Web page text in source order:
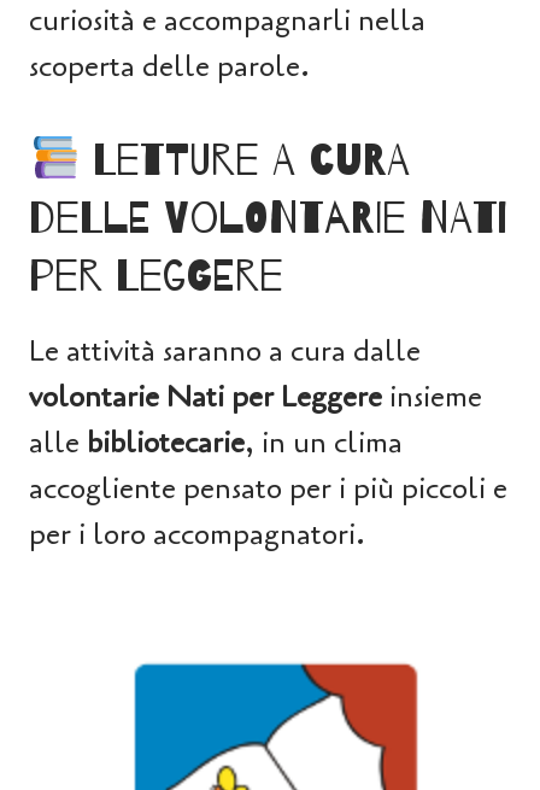
curiosità e accompagnarli nella
scoperta delle parole.
Letture a cura
delle volontarie Nati
per leggere
Le attività saranno a cura dalle
volontarie Nati per Leggere insieme
alle bibliotecarie, in un clima
accogliente pensato per i più piccoli e
per i loro accompagnatori.